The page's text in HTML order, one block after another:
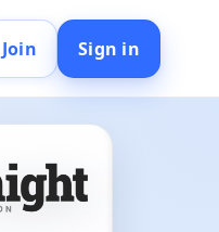
Join Sign in